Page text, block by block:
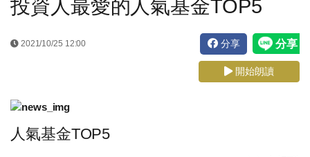
投資人最愛的人氣基金TOP5
2021/10/25 12:00 分享
開始朗讀
人氣基金TOP5